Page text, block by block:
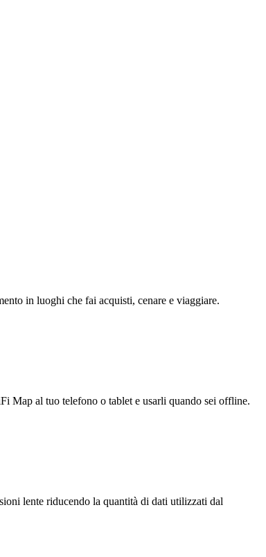
in luoghi che fai acquisti, cenare e viaggiare.
Map al tuo telefono o tablet e usarli quando sei offline.
lente riducendo la quantità di dati utilizzati dal